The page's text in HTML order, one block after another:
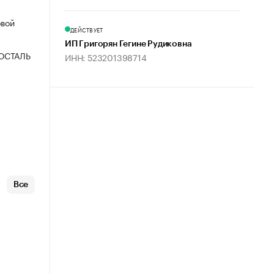
Все
ДЕЙСТВУЕТ
ИП Григорян Гегине Рудиковна
ИНН: 523201398714